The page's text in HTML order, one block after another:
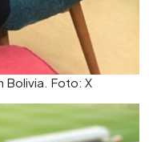
Bolivia. Foto: X